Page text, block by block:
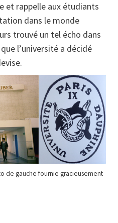
et rappelle aux étudiants
dans le monde
trouvé un tel écho dans
l’université a décidé
de gauche fournie gracieusement